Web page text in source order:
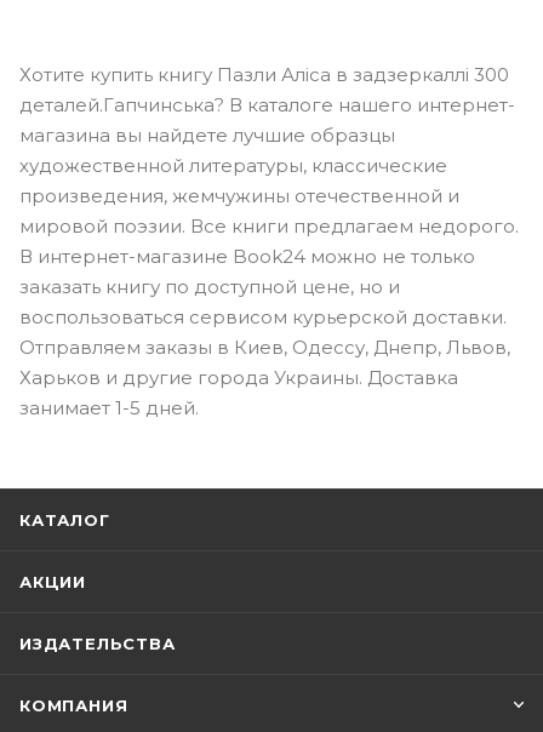
Хотите купить книгу Пазли Аліса в задзеркаллі 300
деталей.Гапчинська? В каталоге нашего интернет-
магазина вы найдете лучшие образцы
художественной литературы, классические
произведения, жемчужины отечественной и
мировой поэзии. Все книги предлагаем недорого.
В интернет-магазине Book24 можно не только
заказать книгу по доступной цене, но и
воспользоваться сервисом курьерской доставки.
Отправляем заказы в Киев, Одессу, Днепр, Львов,
Харьков и другие города Украины. Доставка
занимает 1-5 дней.
КАТАЛОГ
АКЦИИ
ИЗДАТЕЛЬСТВА
КОМПАНИЯ